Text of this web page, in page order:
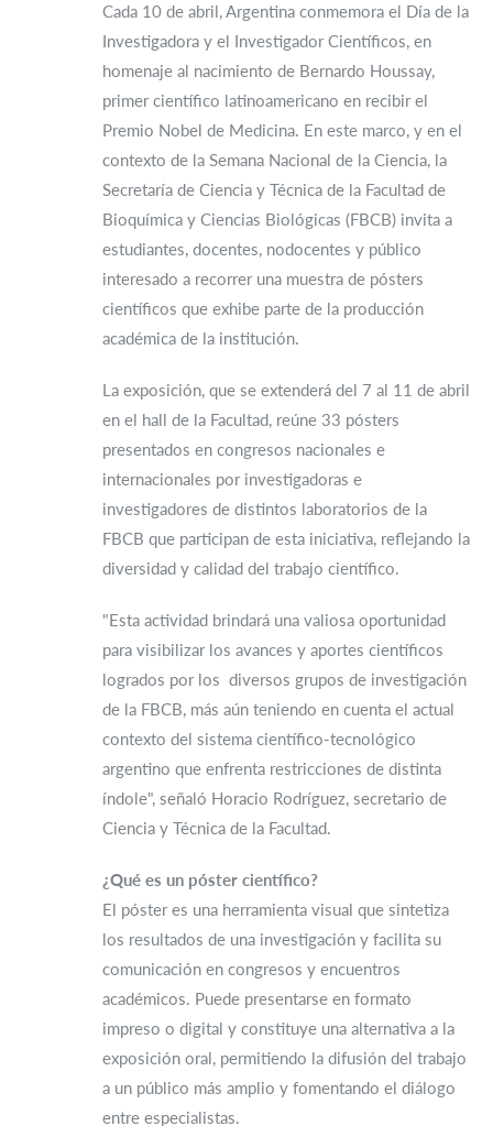
Cada 10 de abril, Argentina conmemora el Día de la
Investigadora y el Investigador Científicos, en
homenaje al nacimiento de Bernardo Houssay,
primer científico latinoamericano en recibir el
Premio Nobel de Medicina. En este marco, y en el
contexto de la Semana Nacional de la Ciencia, la
Secretaría de Ciencia y Técnica de la Facultad de
Bioquímica y Ciencias Biológicas (FBCB) invita a
estudiantes, docentes, nodocentes y público
interesado a recorrer una muestra de pósters
científicos que exhibe parte de la producción
académica de la institución.
La exposición, que se extenderá del 7 al 11 de abril
en el hall de la Facultad, reúne 33 pósters
presentados en congresos nacionales e
internacionales por investigadoras e
investigadores de distintos laboratorios de la
FBCB que participan de esta iniciativa, reflejando la
diversidad y calidad del trabajo científico.
"Esta actividad brindará una valiosa oportunidad
para visibilizar los avances y aportes científicos
logrados por los diversos grupos de investigación
de la FBCB, más aún teniendo en cuenta el actual
contexto del sistema científico-tecnológico
argentino que enfrenta restricciones de distinta
índole", señaló Horacio Rodríguez, secretario de
Ciencia y Técnica de la Facultad.
¿Qué es un póster científico?
El póster es una herramienta visual que sintetiza
los resultados de una investigación y facilita su
comunicación en congresos y encuentros
académicos. Puede presentarse en formato
impreso o digital y constituye una alternativa a la
exposición oral, permitiendo la difusión del trabajo
a un público más amplio y fomentando el diálogo
entre especialistas.